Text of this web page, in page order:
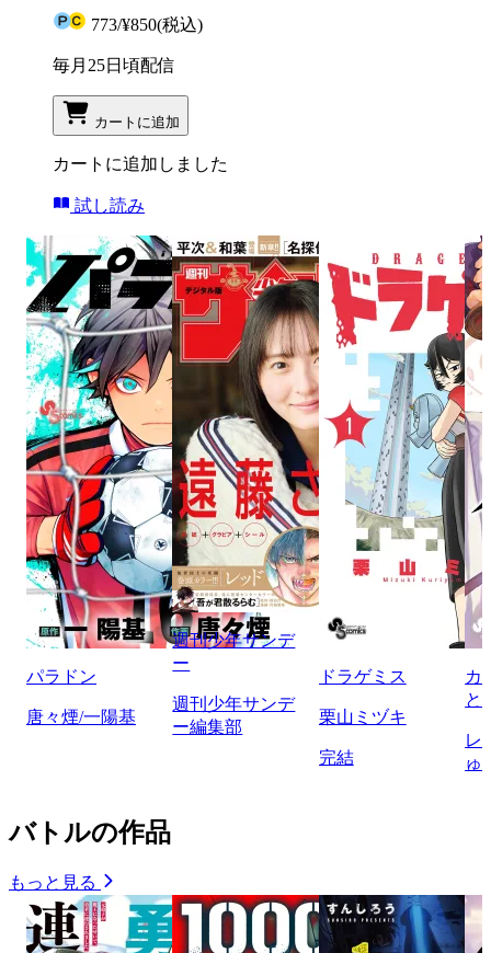
773/¥850(税込)
毎月25日頃配信
カートに追加
カートに追加しました
試し読み
パラドン
唐々煙/一陽基
週刊少年サンデ
ー
週刊少年サンデ
ー編集部
ドラゲミス
栗山ミヅキ
完結
カ
と
レ
ゅ
バトルの作品
もっと見る